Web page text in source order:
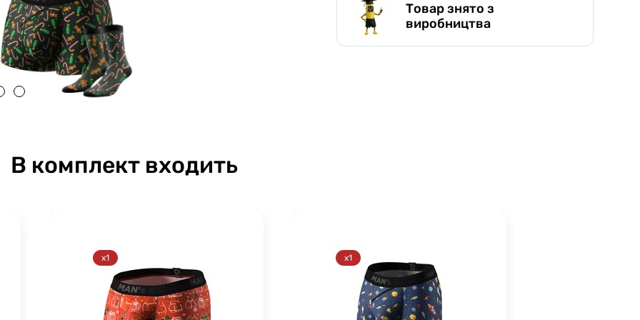
Товар знято з
виробництва
В комплект входить
x1 x1